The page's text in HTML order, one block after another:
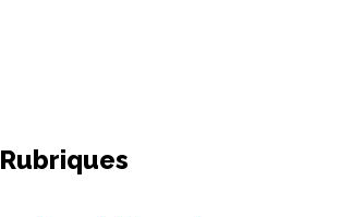
Rubriques